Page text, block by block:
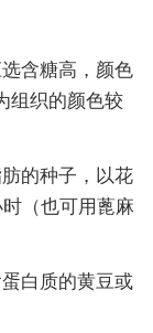
含糖高，颜色
组织的颜色较
的种子，以花
（也可用蓖麻
白质的黄豆或